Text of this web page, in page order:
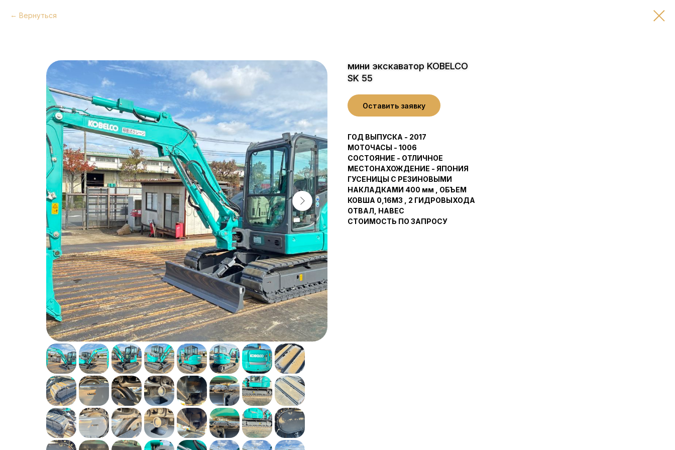
Вернуться
мини экскаватор KOBELCO
SK 55
Оставить заявку
ГОД ВЫПУСКА - 2017
МОТОЧАСЫ - 1006
СОСТОЯНИЕ - ОТЛИЧНОЕ
МЕСТОНАХОЖДЕНИЕ - ЯПОНИЯ
ГУСЕНИЦЫ С РЕЗИНОВЫМИ
НАКЛАДКАМИ 400 мм , ОБЪЕМ
КОВША 0,16М3 , 2 ГИДРОВЫХОДА
ОТВАЛ, НАВЕС
СТОИМОСТЬ ПО ЗАПРОСУ